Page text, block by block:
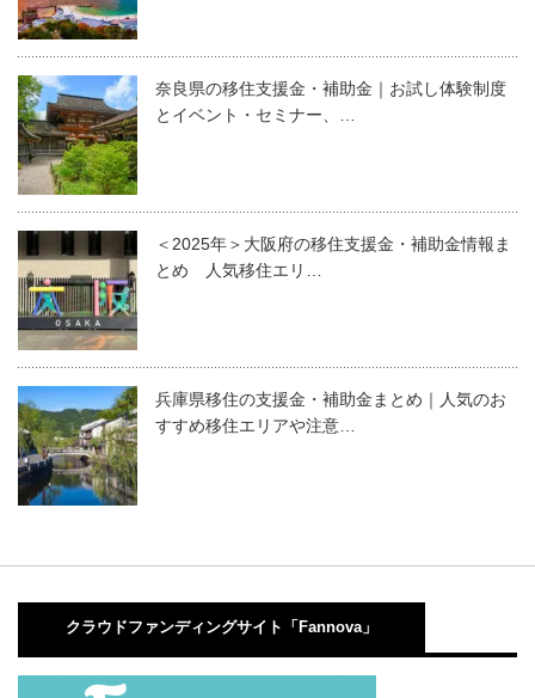
奈良県の移住支援金・補助金｜お試し体験制度
とイベント・セミナー、…
＜2025年＞大阪府の移住支援金・補助金情報ま
とめ 人気移住エリ…
兵庫県移住の支援金・補助金まとめ｜人気のお
すすめ移住エリアや注意…
クラウドファンディングサイト「Fannova」